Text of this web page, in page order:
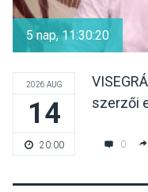
5 nap, 11:30:19
2026 AUG
14
20:00
szerzői
0